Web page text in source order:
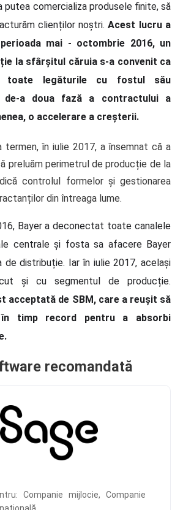
putea comercializa produsele finite, să
clienților noștri.Acest lucru a
mai - octombrie 2016, un
la sfârșitul căruia s-a convenit ca
toate legăturile cu fostul său
de-a doua fază a contractului a
o accelerare a creșterii.
termen, în iulie 2017, a însemnat că a
preluăm perimetrul de producție de la
controlul formelor și gestionarea
din întreaga lume.
Bayer a deconectat toate canalele
centrale și fosta sa afacere Bayer
de distribuție. Iar în iulie 2017, același
și cu segmentul de producție.
acceptată de SBM, care a reușit să
timp record pentru a absorbi
recomandată
Companie mijlocie, Companie